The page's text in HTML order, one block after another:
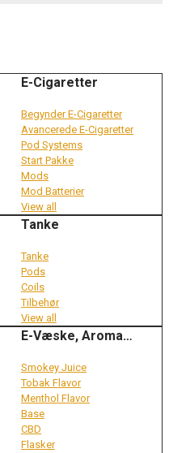
E-Cigaretter
Begynder E-Cigaretter
Avancerede E-Cigaretter
Pod Systems
Start Pakke
Mods
Mod Batterier
View all
Tanke
Tanke
Pods
Coils
Tilbehør
View all
E-Væske, Aroma…
Smokey Juice
Tobak Flavor
Menthol Flavor
Base
CBD
Flasker